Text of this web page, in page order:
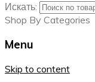
Искать:
Shop By Categories
Menu
Skip to content